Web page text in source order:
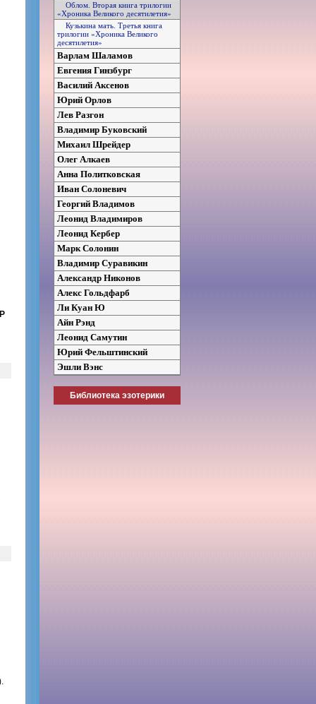
Облом. Вторая книга трилогии
«Хроника Великого десятилетия»
Кузькина мать. Третья книга
трилогии «Хроника Великого
десятилетия»
Варлам Шаламов
Евгения Гинзбург
Василий Аксенов
Юрий Орлов
Лев Разгон
Владимир Буковский
Михаил Шрейдер
Олег Алкаев
Анна Политковская
Иван Солоневич
Георгий Владимов
Леонид Владимиров
Леонид Кербер
Марк Солонин
Владимир Суравикин
Александр Никонов
Алекс Гольдфарб
Ли Куан Ю
Айн Рэнд
Леонид Самутин
Юрий Фельштинский
Эшли Вэнс
Библиотека эзотерики